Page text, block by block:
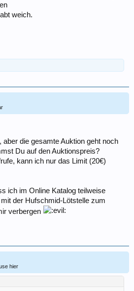
weich.
die gesamte Auktion geht noch
Du auf den Auktionspreis?
kann ich nur das Limit (20€)
ich im Online Katalog teilweise
der Hufschmid-Lötstelle zum
verbergen
hier